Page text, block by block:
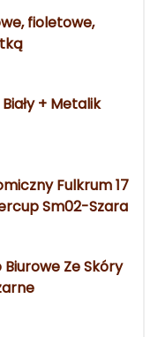
fioletowe,
+ Metalik
Fulkrum 17
Sm02-Szara
Biurowe Ze Skóry